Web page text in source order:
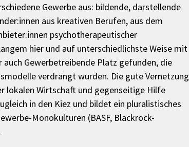
Gewerbe aus: bildende, darstellende
aus kreativen Berufen, aus dem
psychotherapeutischer
hier und auf unterschiedlichste Weise mit
Gewerbetreibende Platz gefunden, die
verdrängt wurden. Die gute Vernetzung
lokalen Wirtschaft und gegenseitige Hilfe
in den Kiez und bildet ein pluralistisches
Monokulturen (BASF, Blackrock-